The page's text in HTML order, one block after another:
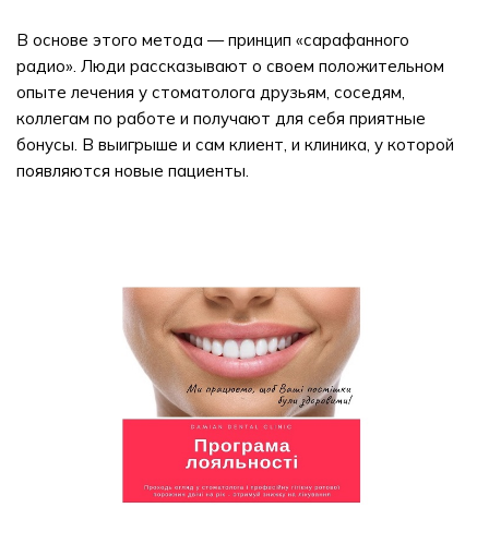
В основе этого метода — принцип «сарафанного
радио». Люди рассказывают о своем положительном
опыте лечения у стоматолога друзьям, соседям,
коллегам по работе и получают для себя приятные
бонусы. В выигрыше и сам клиент, и клиника, у которой
появляются новые пациенты.